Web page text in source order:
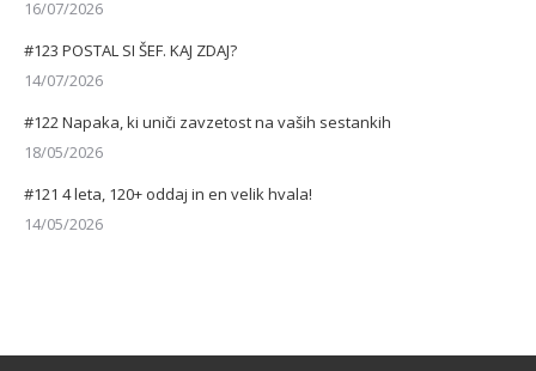
16/07/2026
#123 POSTAL SI ŠEF. KAJ ZDAJ?
14/07/2026
#122 Napaka, ki uniči zavzetost na vaših sestankih
18/05/2026
#121 4 leta, 120+ oddaj in en velik hvala!
14/05/2026